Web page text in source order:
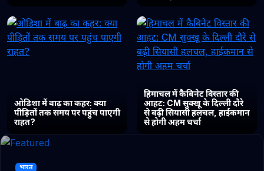
ओडिशा में बाढ़ का कहर: क्या
पीड़ितों तक समय पर पहुंच पाएगी
राहत?
हिमाचल में कैबिनेट विस्तार की
आहट: CM सुक्खू के दिल्ली दौरे
से बढ़ी सियासी हलचल, हाईकमान
से होगी अहम चर्चा
भारत